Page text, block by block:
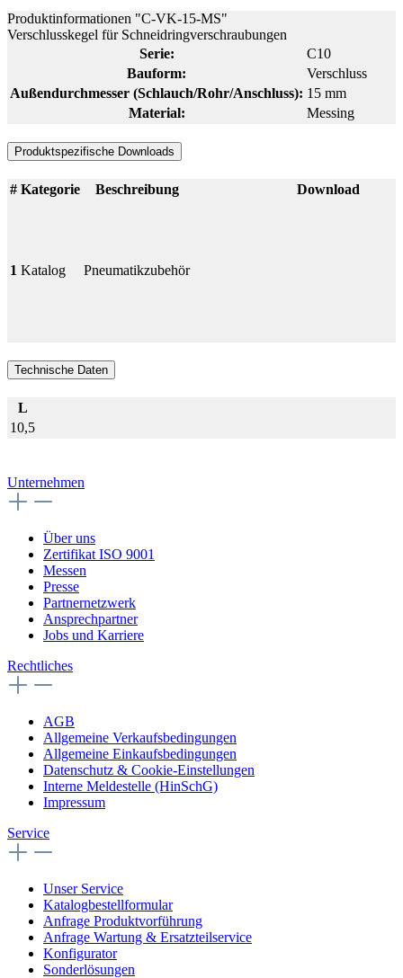
Produktinformationen "C-VK-15-MS"
Verschlusskegel für Schneidringverschraubungen
Serie:
C10
Bauform:
Verschluss
Außendurchmesser (Schlauch/Rohr/Anschluss): 15 mm
Material:
Messing
Produktspezifische Downloads
# Kategorie Beschreibung Download
1 Katalog Pneumatikzubehör
Technische Daten
L
10,5
Unternehmen
Über uns
Zertifikat ISO 9001
Messen
Presse
Partnernetzwerk
Ansprechpartner
Jobs und Karriere
Rechtliches
AGB
Allgemeine Verkaufsbedingungen
Allgemeine Einkaufsbedingungen
Datenschutz & Cookie-Einstellungen
Interne Meldestelle (HinSchG)
Impressum
Service
Unser Service
Katalogbestellformular
Anfrage Produktvorführung
Anfrage Wartung & Ersatzteilservice
Konfigurator
Sonderlösungen